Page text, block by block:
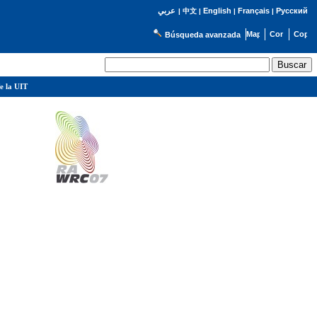
عربي | 中文| English | Français| Русский
Búsqueda avanzada
la UIT